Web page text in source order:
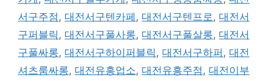
서구주점 , 대전서구텐카페 , 대전서구텐프로 , 대전서
구퍼블릭 , 대전서구풀사롱, 대전서구풀살롱, 대전서
구풀싸롱, 대전서구하이퍼블릭 , 대전서구하퍼 , 대전
셔츠룸싸롱, 대전유흥업소, 대전유흥주점 , 대전이부